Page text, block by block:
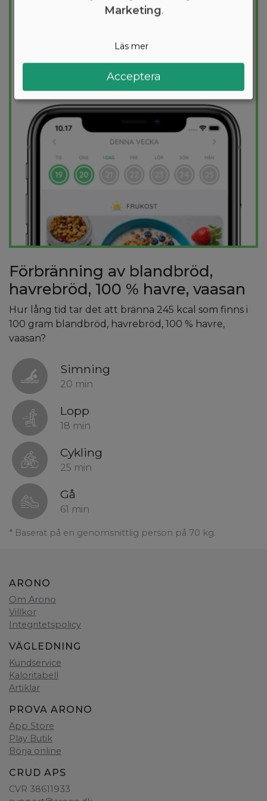
viktminskning. En dietplan är skräddarsydd
kalorimål varje dag.
PROVAGRATIS
Förbränning av blandbröd,
havrebröd, 100 % havre, vaasan
Hur lång tid tar det att bränna 245 kcal som finns i
100 gram blandbröd, havrebröd, 100 % havre,
vaasan?
Simning
20 min
Lopp
18 min
Cykling
25 min
Gå
61 min
* Baserat på en genomsnittlig person på 70 kg.
ARONO
Om Arono
Villkor
Integritetspolicy
VÄGLEDNING
Kundservice
Kaloritabell
Artiklar
PROVA ARONO
App Store
Play Butik
Börja online
CRUD APS
CVR 38611933
Marketing.
Läs mer
Acceptera